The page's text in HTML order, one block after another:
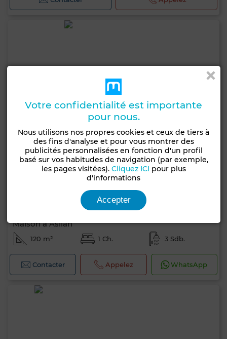
Prix à consulter
Maison à Asilah
120 m² 1 Ch. 3 Sdb.
Contacter Appelez WhatsApp
Votre confidentialité est importante
pour nous.
Nous utilisons nos propres cookies et ceux de tiers à
des fins d'analyse et pour vous montrer des
publicités personnalisées en fonction d'un profil
basé sur vos habitudes de navigation (par exemple,
les pages visitées). Cliquez ICI pour plus
d'informations
Accepter